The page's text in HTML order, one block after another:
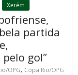
Xerém
partida
gol”
OPG, Copa Rio/OPG